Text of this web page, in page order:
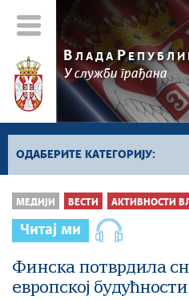
В ЛАДА Р
У служби грађана
ОДАБЕРИТЕ КАТЕГОРИЈУ:
Влада Србије
Активности премијера
Активности
Активности Владе
Косово и Метохија
МЕДИЈИ ВЕСТИ АКТИВНОСТИ
Читај ми
Финска потврдила
европској